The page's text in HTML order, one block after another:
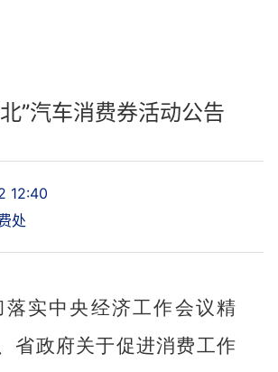
”汽车消费券活动公告
12:40
处
落实中央经济工作会议精
省政府关于促进消费工作